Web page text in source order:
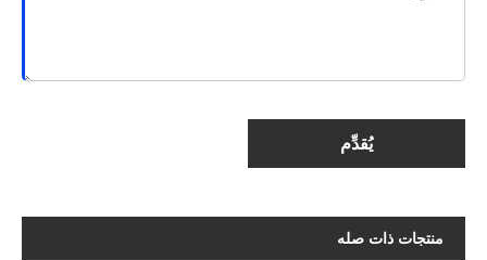
يُقدِّم
منتجات ذات صله